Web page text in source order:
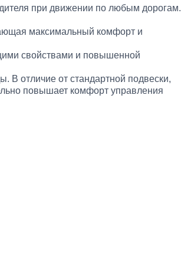
при движении по любым дорогам.
максимальный комфорт и
свойствами и повышенной
В отличие от стандартной подвески,
повышает комфорт управления